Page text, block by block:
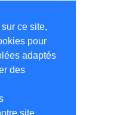
ce site,
pour
adaptés
des